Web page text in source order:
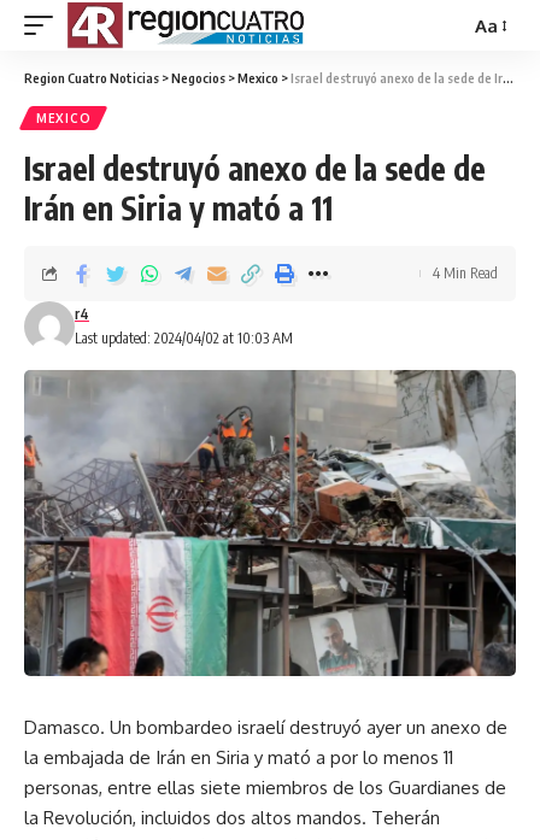
Aa
Region Cuatro Noticias >Negocios >Mexico >Israel destruyó anexo de la sede de Irán en Siria y mató a 11
MEXICO
Israel destruyó anexo de la sede de
Irán en Siria y mató a 11
Last updated: 2024/04/02 at 10:03 AM
r4
4 Min Read
Damasco. Un bombardeo israelí destruyó ayer un anexo de
la embajada de Irán en Siria y mató a por lo menos 11
personas, entre ellas siete miembros de los Guardianes de
la Revolución, incluidos dos altos mandos. Teherán